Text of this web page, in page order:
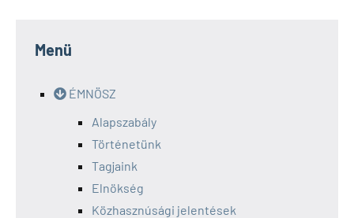
Menü
ÉMNÖSZ
Alapszabály
Történetünk
Tagjaink
Elnökség
Közhasznúsági jelentések